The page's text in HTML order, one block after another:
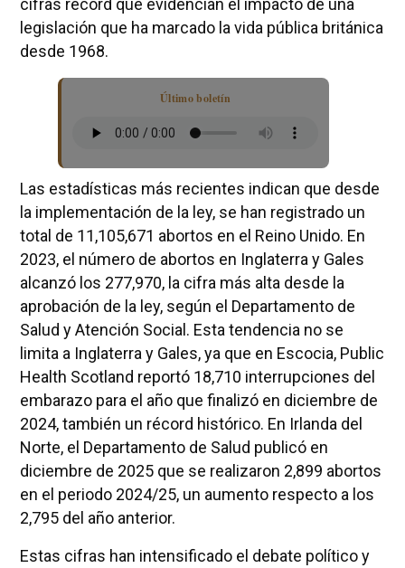
legislación que ha marcado la vida pública británica
desde 1968.
Último boletín
Las estadísticas más recientes indican que desde
la implementación de la ley, se han registrado un
total de 11,105,671 abortos en el Reino Unido. En
2023, el número de abortos en Inglaterra y Gales
alcanzó los 277,970, la cifra más alta desde la
aprobación de la ley, según el Departamento de
Salud y Atención Social. Esta tendencia no se
limita a Inglaterra y Gales, ya que en Escocia, Public
Health Scotland reportó 18,710 interrupciones del
embarazo para el año que finalizó en diciembre de
2024, también un récord histórico. En Irlanda del
Norte, el Departamento de Salud publicó en
diciembre de 2025 que se realizaron 2,899 abortos
en el periodo 2024/25, un aumento respecto a los
2,795 del año anterior.
Estas cifras han intensificado el debate político y